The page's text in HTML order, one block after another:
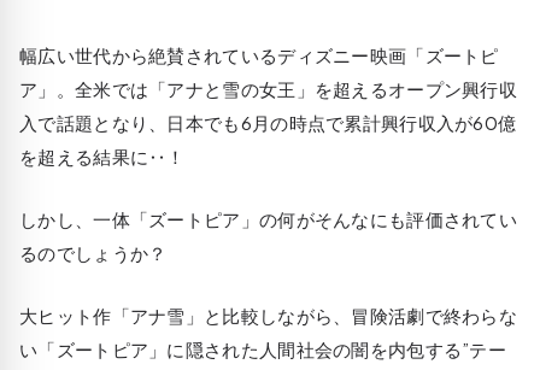
幅広い世代から絶賛されているディズニー映画「ズートピ
ア」。全米では「アナと雪の女王」を超えるオープン興行収
入で話題となり、日本でも6月の時点で累計興行収入が60億
を超える結果に‥！
しかし、一体「ズートピア」の何がそんなにも評価されてい
るのでしょうか？
大ヒット作「アナ雪」と比較しながら、冒険活劇で終わらな
い「ズートピア」に隠された人間社会の闇を内包する”テー